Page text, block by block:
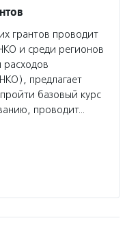
грантов проводит
и среди регионов
расходов
предлагает
базовый курс
проводит…